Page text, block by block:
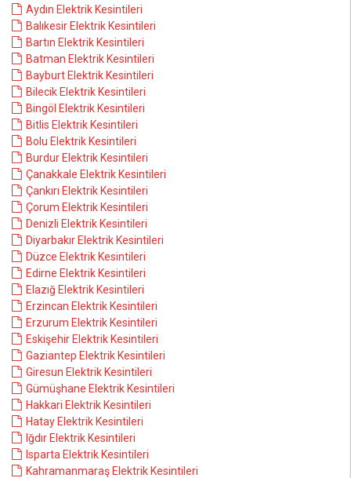
Aydın Elektrik Kesintileri
Balıkesir Elektrik Kesintileri
Bartın Elektrik Kesintileri
Batman Elektrik Kesintileri
Bayburt Elektrik Kesintileri
Bilecik Elektrik Kesintileri
Bingöl Elektrik Kesintileri
Bitlis Elektrik Kesintileri
Bolu Elektrik Kesintileri
Burdur Elektrik Kesintileri
Çanakkale Elektrik Kesintileri
Çankırı Elektrik Kesintileri
Çorum Elektrik Kesintileri
Denizli Elektrik Kesintileri
Diyarbakır Elektrik Kesintileri
Düzce Elektrik Kesintileri
Edirne Elektrik Kesintileri
Elazığ Elektrik Kesintileri
Erzincan Elektrik Kesintileri
Erzurum Elektrik Kesintileri
Eskişehir Elektrik Kesintileri
Gaziantep Elektrik Kesintileri
Giresun Elektrik Kesintileri
Gümüşhane Elektrik Kesintileri
Hakkari Elektrik Kesintileri
Hatay Elektrik Kesintileri
Iğdır Elektrik Kesintileri
Isparta Elektrik Kesintileri
Kahramanmaraş Elektrik Kesintileri